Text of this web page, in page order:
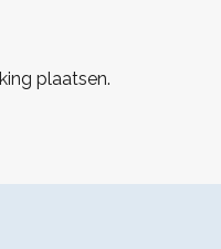
plaatsen.